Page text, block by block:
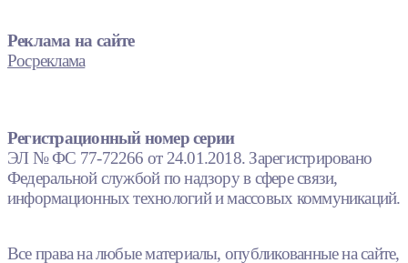
Реклама на сайте
Росреклама
Регистрационный номер серии
ЭЛ № ФС 77-72266 от 24.01.2018. Зарегистрировано
Федеральной службой по надзору в сфере связи,
информационных технологий и массовых коммуникаций.
Все права на любые материалы, опубликованные на сайте,